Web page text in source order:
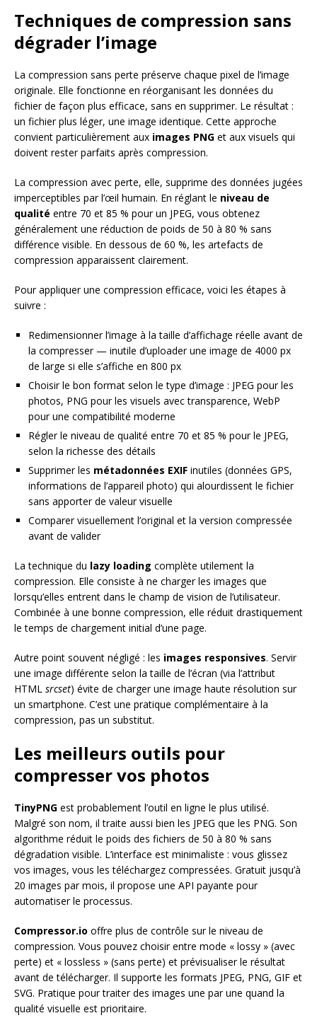
Techniques de compression sans
dégrader l’image
La compression sans perte préserve chaque pixel de l’image
originale. Elle fonctionne en réorganisant les données du
fichier de façon plus efficace, sans en supprimer. Le résultat :
un fichier plus léger, une image identique. Cette approche
convient particulièrement aux images PNG et aux visuels qui
doivent rester parfaits après compression.
La compression avec perte, elle, supprime des données jugées
imperceptibles par l’œil humain. En réglant le niveau de
qualité entre 70 et 85 % pour un JPEG, vous obtenez
généralement une réduction de poids de 50 à 80 % sans
différence visible. En dessous de 60 %, les artefacts de
compression apparaissent clairement.
Pour appliquer une compression efficace, voici les étapes à
suivre :
Redimensionner l’image à la taille d’affichage réelle avant de
la compresser — inutile d’uploader une image de 4000 px
de large si elle s’affiche en 800 px
Choisir le bon format selon le type d’image : JPEG pour les
photos, PNG pour les visuels avec transparence, WebP
pour une compatibilité moderne
Régler le niveau de qualité entre 70 et 85 % pour le JPEG,
selon la richesse des détails
Supprimer les métadonnées EXIF inutiles (données GPS,
informations de l’appareil photo) qui alourdissent le fichier
sans apporter de valeur visuelle
Comparer visuellement l’original et la version compressée
avant de valider
La technique du lazy loading complète utilement la
compression. Elle consiste à ne charger les images que
lorsqu’elles entrent dans le champ de vision de l’utilisateur.
Combinée à une bonne compression, elle réduit drastiquement
le temps de chargement initial d’une page.
Autre point souvent négligé : les images responsives. Servir
une image différente selon la taille de l’écran (via l’attribut
HTML srcset) évite de charger une image haute résolution sur
un smartphone. C’est une pratique complémentaire à la
compression, pas un substitut.
Les meilleurs outils pour
compresser vos photos
TinyPNG est probablement l’outil en ligne le plus utilisé.
Malgré son nom, il traite aussi bien les JPEG que les PNG. Son
algorithme réduit le poids des fichiers de 50 à 80 % sans
dégradation visible. L’interface est minimaliste : vous glissez
vos images, vous les téléchargez compressées. Gratuit jusqu’à
20 images par mois, il propose une API payante pour
automatiser le processus.
Compressor.io offre plus de contrôle sur le niveau de
compression. Vous pouvez choisir entre mode « lossy » (avec
perte) et « lossless » (sans perte) et prévisualiser le résultat
avant de télécharger. Il supporte les formats JPEG, PNG, GIF et
SVG. Pratique pour traiter des images une par une quand la
qualité visuelle est prioritaire.